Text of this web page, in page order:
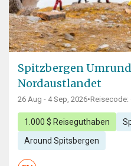
Spitzbergen
Nordaustlandet
26 Aug - 4 Sep, 2026•Reisecode:
1.000 $ Reiseguthaben
Around Spitsbergen